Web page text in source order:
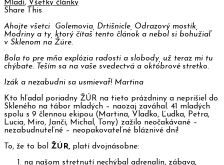
Mladí, Všetky články
Share This
Ahojte všetci Golemovia, Drtišnicle, Odrazový mostík,
Modriny a ty, ktorý čítaš tento článok a nebol si bohužiaľ
v Sklenom na Žúre.
Bola to pre mňa explózia radosti a slobody, už teraz mi tu
chýbate. Teším sa na vaše svedectvá a októbrové stretko.
Izák a nezabudni sa usmievať! Martina
Kto hľadal poriadny ŽÚR na tieto prázdniny a neprišiel do
Skleného na tábor mladých – naozaj zaváhal. 41 mladých
spolu s 9 člennou ekipou (Martina, Vladko, Ľudka, Petra,
Lucia, Miro, Janči, Michal, Tony) zažilo neočakávané –
nezabudnuteľné – neopakovateľné bláznivé dni!
To, že to bol ŽÚR, platí dvojnásobne:
na našom stretnutí nechýbal adrenalín, zábava,